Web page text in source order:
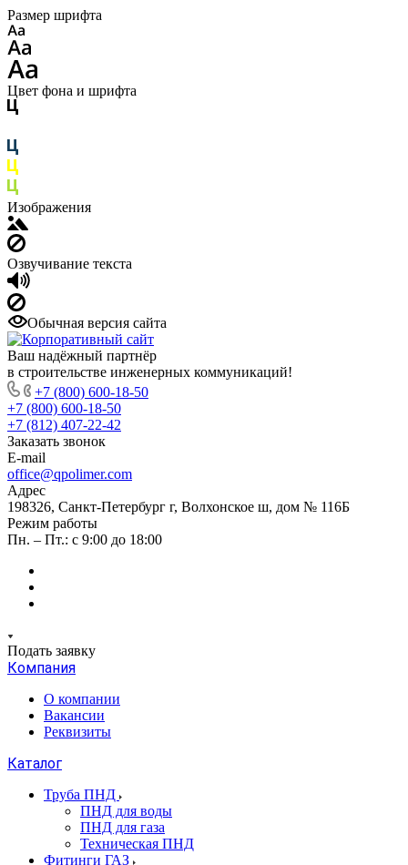
Размер шрифта
Цвет фона и шрифта
Изображения
Озвучивание текста
Обычная версия сайта
Ваш надёжный партнёр
в строительстве инженерных коммуникаций!
+7 (800) 600-18-50
+7 (800) 600-18-50
+7 (812) 407-22-42
Заказать звонок
E-mail
office@qpolimer.com
Адрес
198326, Санкт-Петербург г, Волхонское ш, дом № 116Б
Режим работы
Пн. – Пт.: с 9:00 до 18:00
Подать заявку
Компания
О компании
Вакансии
Реквизиты
Каталог
Труба ПНД
ПНД для воды
ПНД для газа
Техническая ПНД
Фитинги ГАЗ